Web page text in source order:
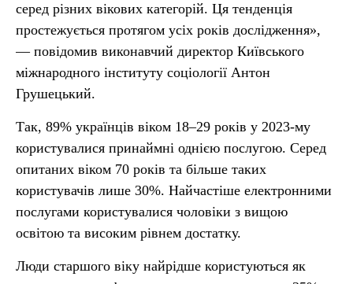
серед різних вікових категорій. Ця тенденція
простежується протягом усіх років дослідження»,
— повідомив виконавчий директор Київського
міжнародного інституту соціології Антон
Грушецький.
Так, 89% українців віком 18–29 років у 2023-му
користувалися принаймні однією послугою. Серед
опитаних віком 70 років та більше таких
користувачів лише 30%. Найчастіше електронними
послугами користувалися чоловіки з вищою
освітою та високим рівнем достатку.
Люди старшого віку найрідше користуються як